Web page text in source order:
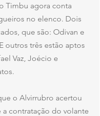
Timbu agora conta
no elenco. Dois
que são: Odivan e
outros três estão aptos
Vaz, Joécio e
o Alvirrubro acertou
a contratação do volante